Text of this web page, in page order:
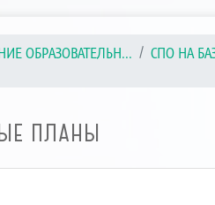
ОБРАЗОВАТЕЛЬН...
СПО НА
ПЛАНЫ